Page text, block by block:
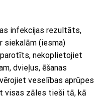
infekcijas rezultāts,
(iesma)
nekoplietojiet
dvieļus, ēšanas
veselības aprūpes
visas zāles tieši tā, kā